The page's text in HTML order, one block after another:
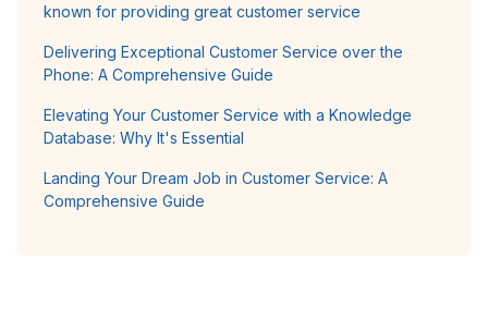
known for providing great customer service
Delivering Exceptional Customer Service over the
Phone: A Comprehensive Guide
Elevating Your Customer Service with a Knowledge
Database: Why It's Essential
Landing Your Dream Job in Customer Service: A
Comprehensive Guide